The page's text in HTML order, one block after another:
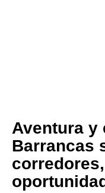
Aventura y
Barrancas